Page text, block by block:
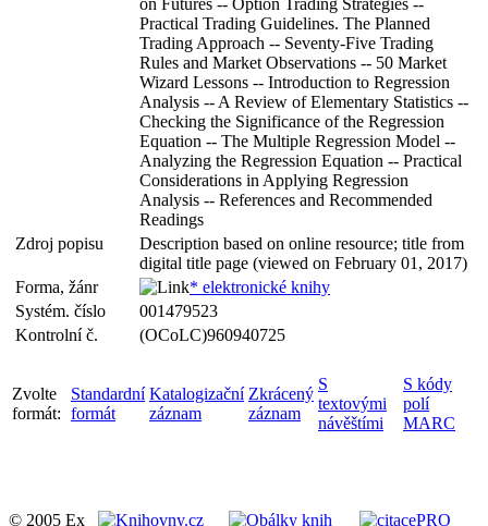
on Futures -- Option Trading Strategies --
Practical Trading Guidelines. The Planned
Trading Approach -- Seventy-Five Trading
Rules and Market Observations -- 50 Market
Wizard Lessons -- Introduction to Regression
Analysis -- A Review of Elementary Statistics --
Checking the Significance of the Regression
Equation -- The Multiple Regression Model --
Analyzing the Regression Equation -- Practical
Considerations in Applying Regression
Analysis -- References and Recommended
Readings
Zdroj popisu
Description based on online resource; title from
digital title page (viewed on February 01, 2017)
Forma, žánr
* elektronické knihy
Systém. číslo
001479523
Kontrolní č.
(OCoLC)960940725
Zvolte
formát:
Standardní
formát
Katalogizační
záznam
Zkrácený
záznam
S
textovými
návěštími
S kódy
polí
MARC
© 2005 Ex